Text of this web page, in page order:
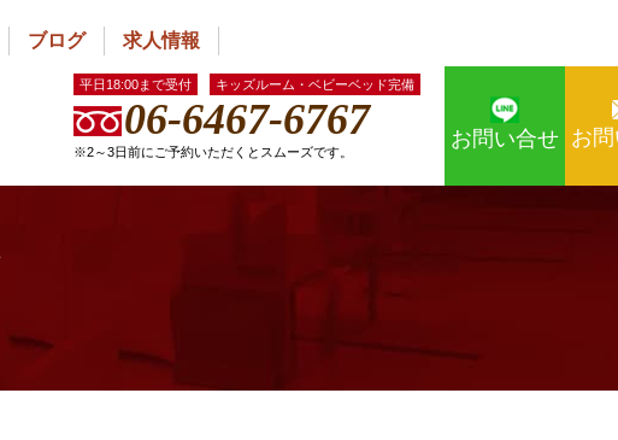
ブログ 求人情報
お
お問い合せ
平日18:00まで受付 キッズルーム・ベビーベッド完備
06-6467-6767
※2～3日前にご予約いただくとスムーズです。